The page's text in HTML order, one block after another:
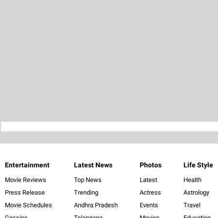
Entertainment
Movie Reviews
Press Release
Movie Schedules
Latest News
Top News
Trending
Andhra Pradesh
Photos
Latest
Actress
Events
Life Style
Health
Astrology
Travel